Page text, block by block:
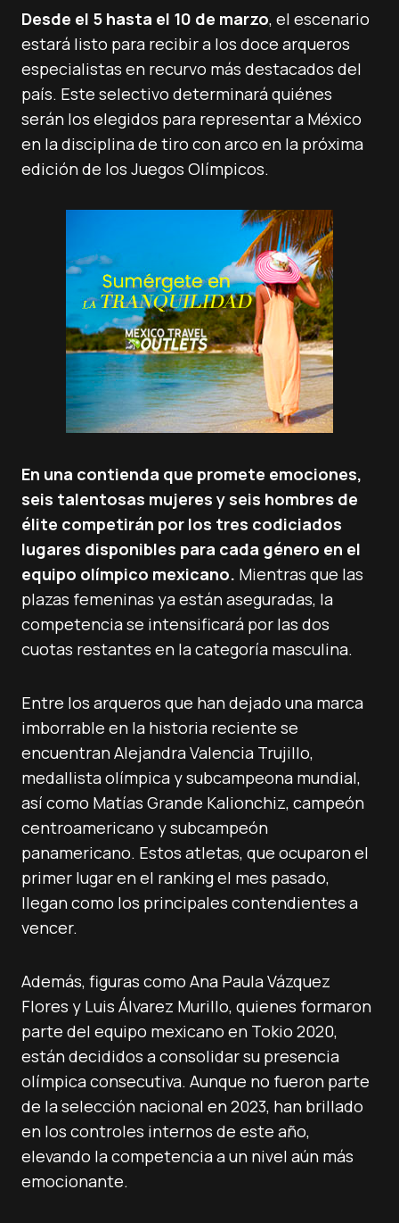
Desde el 5 hasta el 10 de marzo, el escenario
estará listo para recibir a los doce arqueros
especialistas en recurvo más destacados del
país. Este selectivo determinará quiénes
serán los elegidos para representar a México
en la disciplina de tiro con arco en la próxima
edición de los Juegos Olímpicos.
En una contienda que promete emociones,
seis talentosas mujeres y seis hombres de
élite competirán por los tres codiciados
lugares disponibles para cada género en el
equipo olímpico mexicano. Mientras que las
plazas femeninas ya están aseguradas, la
competencia se intensificará por las dos
cuotas restantes en la categoría masculina.
Entre los arqueros que han dejado una marca
imborrable en la historia reciente se
encuentran Alejandra Valencia Trujillo,
medallista olímpica y subcampeona mundial,
así como Matías Grande Kalionchiz, campeón
centroamericano y subcampeón
panamericano. Estos atletas, que ocuparon el
primer lugar en el ranking el mes pasado,
llegan como los principales contendientes a
vencer.
Además, figuras como Ana Paula Vázquez
Flores y Luis Álvarez Murillo, quienes formaron
parte del equipo mexicano en Tokio 2020,
están decididos a consolidar su presencia
olímpica consecutiva. Aunque no fueron parte
de la selección nacional en 2023, han brillado
en los controles internos de este año,
elevando la competencia a un nivel aún más
emocionante.